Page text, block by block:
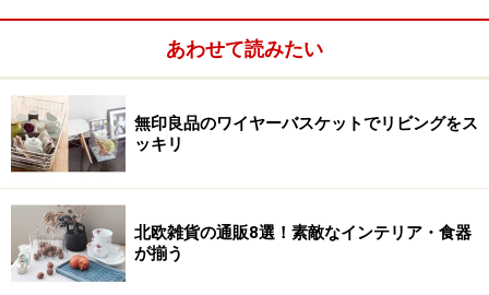
あわせて読みたい
無印良品のワイヤーバスケットでリビングをス
ッキリ
北欧雑貨の通販8選！素敵なインテリア・食器
が揃う